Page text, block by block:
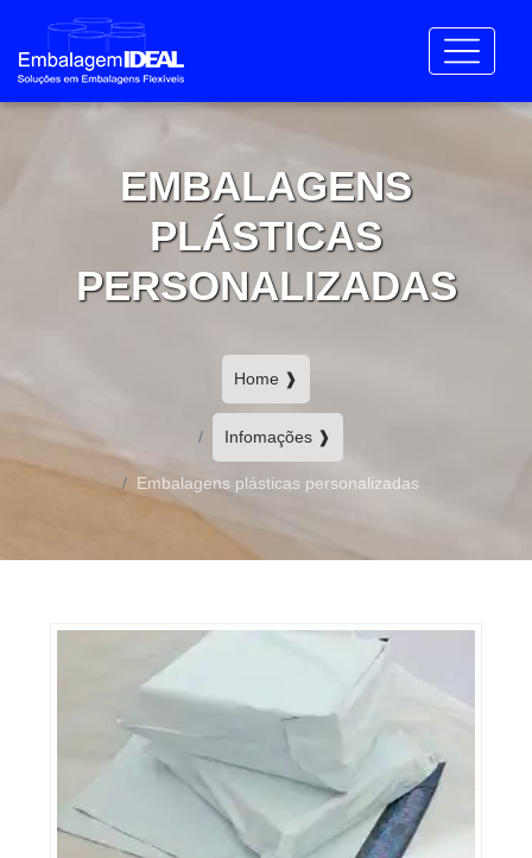
EMBALAGENS
PLÁSTICAS
PERSONALIZADAS
Home ❱
Infomações ❱
Embalagens plásticas personalizadas